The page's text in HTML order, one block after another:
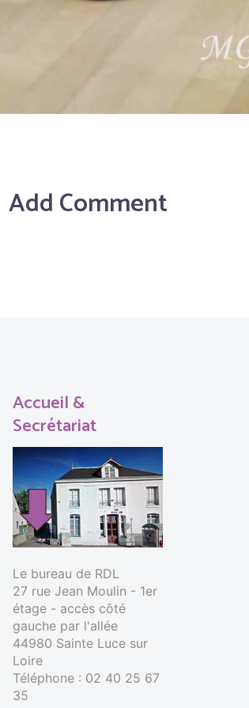
Add Comment
Accueil &
Secrétariat
Le bureau de RDL
27 rue Jean Moulin - 1er
étage - accès côté
gauche par l'allée
44980 Sainte Luce sur
Loire
Téléphone : 02 40 25 67
35